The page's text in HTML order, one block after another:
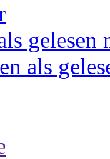
gelesen
als